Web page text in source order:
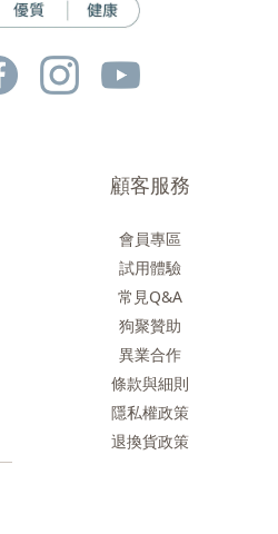
顧客服務
會員專區
試用體驗
常見Q&A
狗聚贊助
異業合作
條款與細則
隱私權政策
退換貨政策